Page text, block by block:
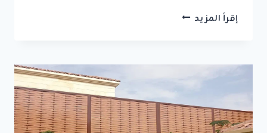
إقرأ المزيد تركيب
الفلل
بالرياض